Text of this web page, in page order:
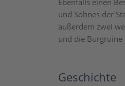
Ebenfalls einen
und Sohnes der
außerdem zwei
und die Burgruine
Geschichte